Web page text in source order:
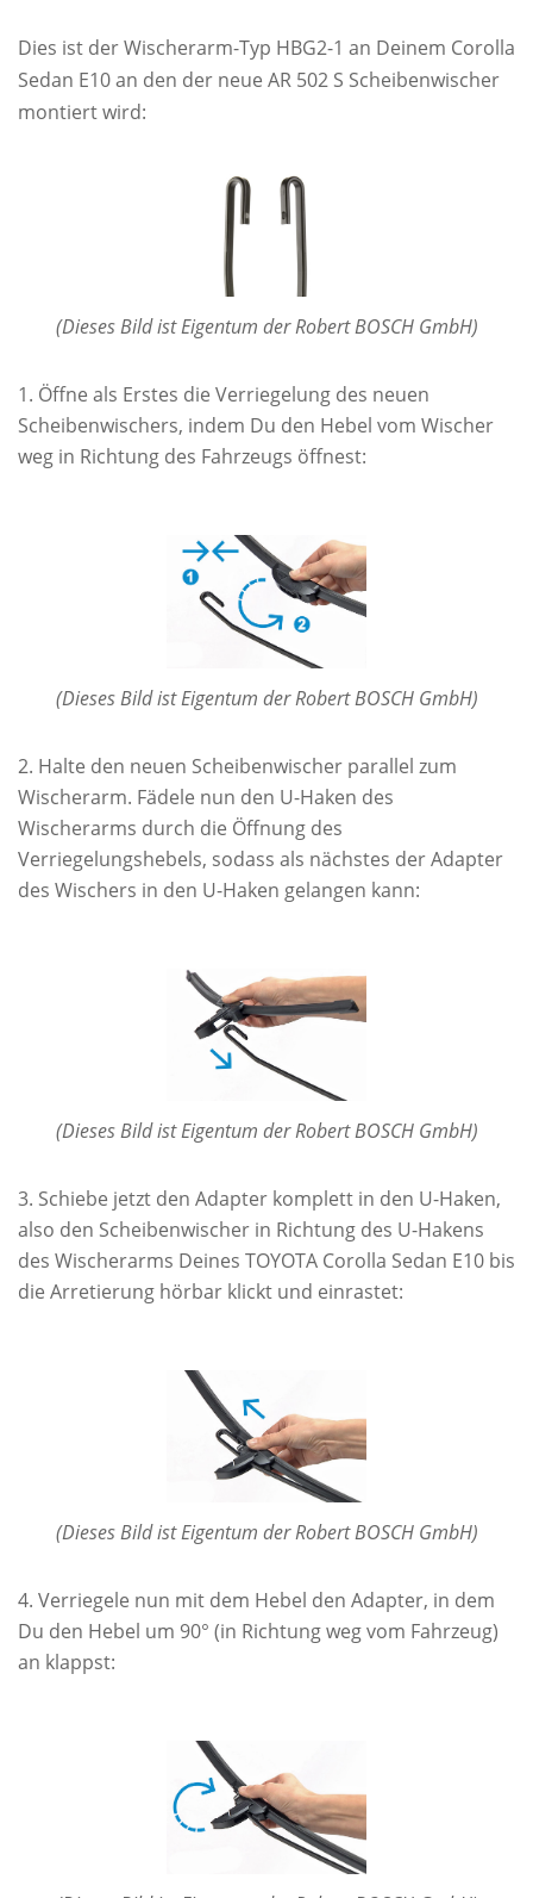
Dies ist der Wischerarm-Typ HBG2-1 an Deinem Corolla
Sedan E10 an den der neue AR 502 S Scheibenwischer
montiert wird:
(Dieses Bild ist Eigentum der Robert BOSCH GmbH)
Öffne als Erstes die Verriegelung des neuen
Scheibenwischers, indem Du den Hebel vom Wischer
weg in Richtung des Fahrzeugs öffnest:
(Dieses Bild ist Eigentum der Robert BOSCH GmbH)
Halte den neuen Scheibenwischer parallel zum
Wischerarm. Fädele nun den U-Haken des
Wischerarms durch die Öffnung des
Verriegelungshebels, sodass als nächstes der Adapter
des Wischers in den U-Haken gelangen kann:
(Dieses Bild ist Eigentum der Robert BOSCH GmbH)
Schiebe jetzt den Adapter komplett in den U-Haken,
also den Scheibenwischer in Richtung des U-Hakens
des Wischerarms Deines TOYOTA Corolla Sedan E10 bis
die Arretierung hörbar klickt und einrastet:
(Dieses Bild ist Eigentum der Robert BOSCH GmbH)
Verriegele nun mit dem Hebel den Adapter, in dem
Du den Hebel um 90° (in Richtung weg vom Fahrzeug)
an klappst: